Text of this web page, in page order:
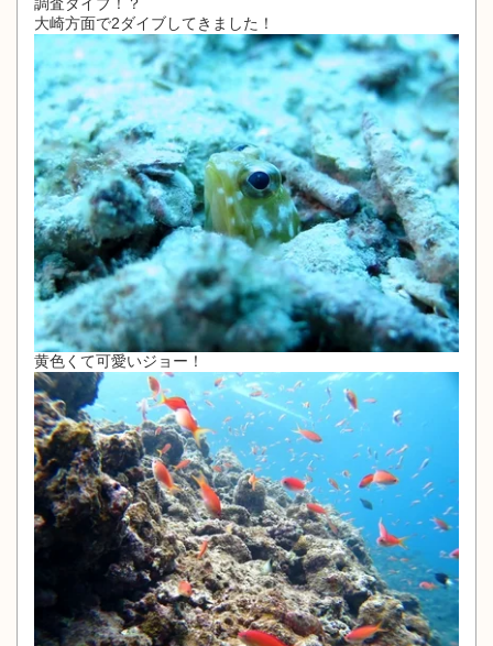
大崎方面で2ダイブしてきました！
黄色くて可愛いジョー！